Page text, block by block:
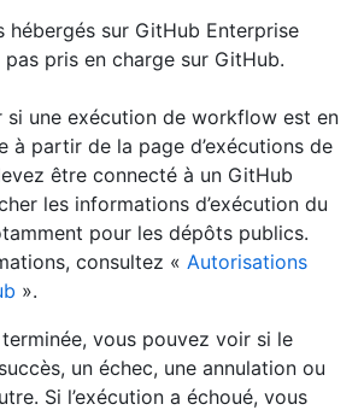
hébergés sur GitHub Enterprise
pris en charge sur GitHub.
si une exécution de workflow est en
à partir de la page d’exécutions de
être connecté à un GitHub
les informations d’exécution du
pour les dépôts publics.
consultez « Autorisations
».
terminée, vous pouvez voir si le
un échec, une annulation ou
Si l’exécution a échoué, vous